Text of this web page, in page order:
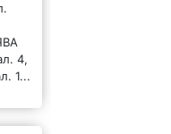
4,
1...